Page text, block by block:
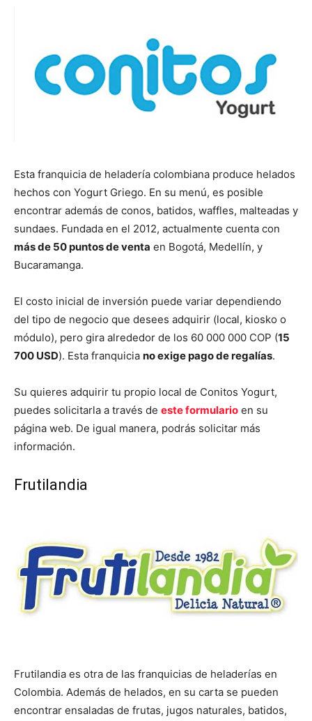
Esta franquicia de heladería colombiana produce helados
hechos con Yogurt Griego. En su menú, es posible
encontrar además de conos, batidos, waffles, malteadas y
sundaes. Fundada en el 2012, actualmente cuenta con
más de 50 puntos de venta en Bogotá, Medellín, y
Bucaramanga.
El costo inicial de inversión puede variar dependiendo
del tipo de negocio que desees adquirir (local, kiosko o
módulo), pero gira alrededor de los 60 000 000 COP (15
700 USD). Esta franquicia no exige pago de regalías.
Su quieres adquirir tu propio local de Conitos Yogurt,
puedes solicitarla a través de este formulario en su
página web. De igual manera, podrás solicitar más
información.
Frutilandia
Frutilandia es otra de las franquicias de heladerías en
Colombia. Además de helados, en su carta se pueden
encontrar ensaladas de frutas, jugos naturales, batidos,